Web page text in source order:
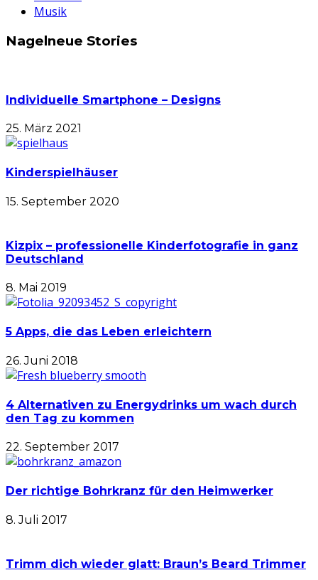
Musik
Nagelneue Stories
Individuelle Smartphone – Designs
25. März 2021
Kinderspielhäuser
15. September 2020
Kizpix – professionelle Kinderfotografie in ganz
Deutschland
8. Mai 2019
5 Apps, die das Leben erleichtern
26. Juni 2018
4 Alternativen zu Energydrinks um wach durch
den Tag zu kommen
22. September 2017
Der richtige Bohrkranz für den Heimwerker
8. Juli 2017
Trimm dich wieder glatt: Braun’s Beard Trimmer